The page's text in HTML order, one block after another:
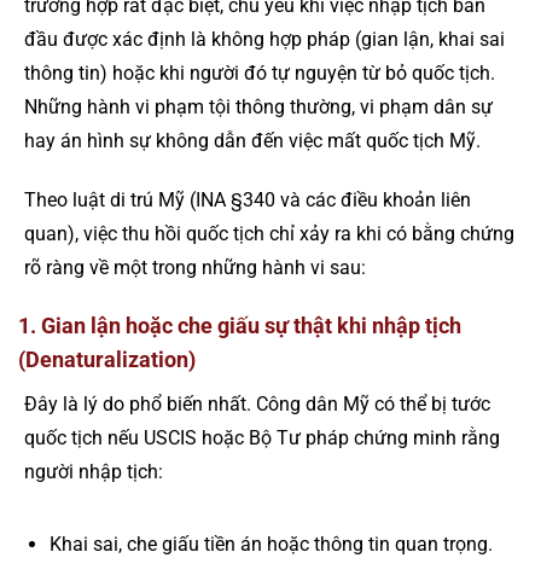
trường hợp rất đặc biệt, chủ yếu khi việc nhập tịch ban
đầu được xác định là không hợp pháp (gian lận, khai sai
thông tin) hoặc khi người đó tự nguyện từ bỏ quốc tịch.
Những hành vi phạm tội thông thường, vi phạm dân sự
hay án hình sự không dẫn đến việc mất quốc tịch Mỹ.
Theo luật di trú Mỹ (INA §340 và các điều khoản liên
quan), việc thu hồi quốc tịch chỉ xảy ra khi có bằng chứng
rõ ràng về một trong những hành vi sau:
1. Gian lận hoặc che giấu sự thật khi nhập tịch
(Denaturalization)
Đây là lý do phổ biến nhất. Công dân Mỹ có thể bị tước
quốc tịch nếu USCIS hoặc Bộ Tư pháp chứng minh rằng
người nhập tịch:
Khai sai, che giấu tiền án hoặc thông tin quan trọng.